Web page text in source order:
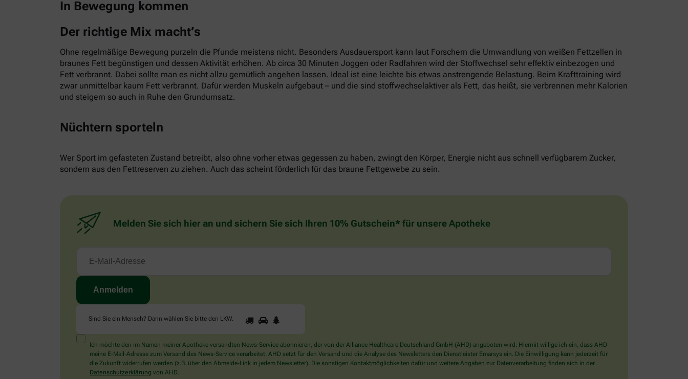
In Bewegung kommen
Der richtige Mix macht’s
Ohne regelmäßige Bewegung purzeln die Pfunde meistens nicht. Besonders Ausdauersport kann laut Forschern die Umwandlung von weißen Fettzellen in
braunes Fett begünstigen und dessen Aktivität erhöhen. Ab circa 30 Minuten Joggen oder Radfahren wird der Stoffwechsel sehr effektiv einbezogen und
Fett verbrannt. Dabei sollte man es nicht allzu gemütlich angehen lassen. Ideal ist eine leichte bis etwas anstrengende Belastung. Beim Krafttraining wird
zwar unmittelbar kaum Fett verbrannt. Dafür werden Muskeln aufgebaut – und die sind stoffwechselaktiver als Fett, das heißt, sie verbrennen mehr Kalorien
und steigern so auch in Ruhe den Grundumsatz.
Nüchtern sporteln
Wer Sport im gefasteten Zustand betreibt, also ohne vorher etwas gegessen zu haben, zwingt den Körper, Energie nicht aus schnell verfügbarem Zucker,
sondern aus den Fettreserven zu ziehen. Auch das scheint förderlich für das braune Fettgewebe zu sein.
Melden Sie sich hier an und sichern Sie sich Ihren 10% Gutschein* für unsere Apotheke
Sind Sie ein Mensch? Dann wählen Sie bitte den LKW.
Sind
Sie
Mensch?
Dann
wählen
1 2
Ich möchte den im Namen meiner Apotheke versandten News-Service abonnieren, der von der Alliance Healthcare Deutschland GmbH (AHD) angeboten wird. Hiermit willige ich ein, dass AHD
meine E-Mail-Adresse zum Versand des News-Service verarbeitet. AHD setzt für den Versand und die Analyse des Newsletters den Dienstleister Emarsys ein. Die Einwilligung kann jederzeit für
die Zukunft widerrufen werden (z.B. über den Abmelde-Link in jedem Newsletter). Die sonstigen Kontaktmöglichkeiten dafür und weitere Angaben zur Datenverarbeitung finden sich in der
Datenschutzerklärung von AHD.